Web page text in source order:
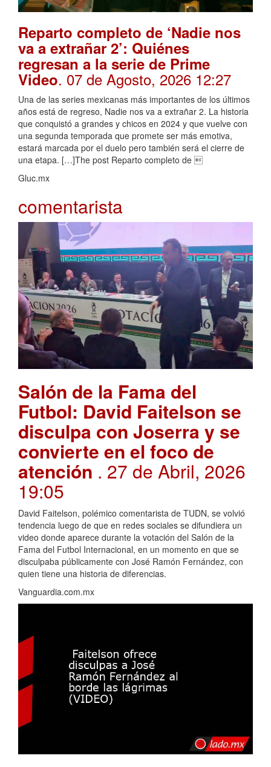
Reparto completo de ‘Nadie nos
va a extrañar 2’: Quiénes
regresan a la serie de Prime
Video. 07 de Agosto, 2026 12:27
Una de las series mexicanas más importantes de los últimos
años está de regreso, Nadie nos va a extrañar 2. La historia
que conquistó a grandes y chicos en 2024 y que vuelve con
una segunda temporada que promete ser más emotiva,
estará marcada por el duelo pero también será el cierre de
una etapa. […]The post Reparto completo de 
Gluc.mx
comentarista
Salón de la Fama del
Futbol: David Faitelson se
disculpa con Joserra y se
convierte en el foco de
atención . 27 de Abril, 2026
19:05
David Faitelson, polémico comentarista de TUDN, se volvió
tendencia luego de que en redes sociales se difundiera un
video donde aparece durante la votación del Salón de la
Fama del Futbol Internacional, en un momento en que se
disculpaba públicamente con José Ramón Fernández, con
quien tiene una historia de diferencias.
Vanguardia.com.mx